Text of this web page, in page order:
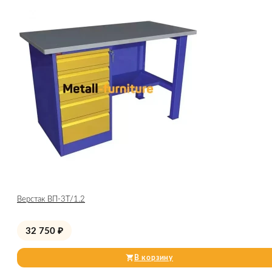
Верстак ВП-3Т/1.2
32 750 ₽
В корзину